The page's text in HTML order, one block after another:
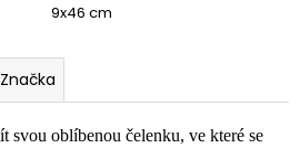
9x46 cm
Značka
svou oblíbenou čelenku, ve které se